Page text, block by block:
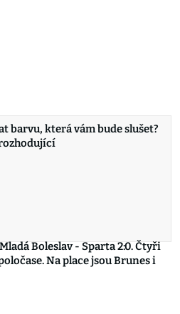
barvu, která vám bude slušet?
Boleslav - Sparta 2:0. Čtyři
Na place jsou Brunes i